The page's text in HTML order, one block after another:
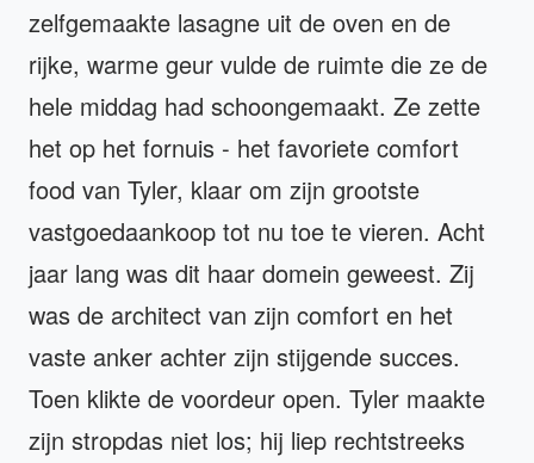
zelfgemaakte lasagne uit de oven en de
rijke, warme geur vulde de ruimte die ze de
hele middag had schoongemaakt. Ze zette
het op het fornuis - het favoriete comfort
food van Tyler, klaar om zijn grootste
vastgoedaankoop tot nu toe te vieren. Acht
jaar lang was dit haar domein geweest. Zij
was de architect van zijn comfort en het
vaste anker achter zijn stijgende succes.
Toen klikte de voordeur open. Tyler maakte
zijn stropdas niet los; hij liep rechtstreeks